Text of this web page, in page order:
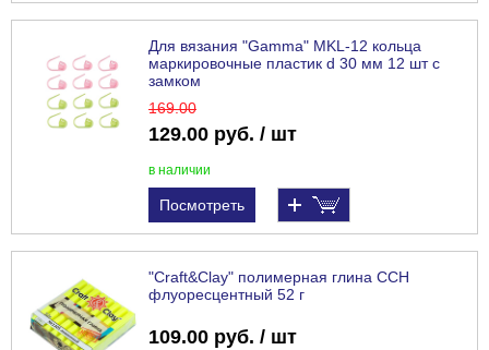
Для вязания "Gamma" MKL-12 кольца
маркировочные пластик d 30 мм 12 шт с
замком
169.00
129.00 руб. / шт
в наличии
Посмотреть
"Craft&Clay" полимерная глина CCH
флуоресцентный 52 г
109.00 руб. / шт